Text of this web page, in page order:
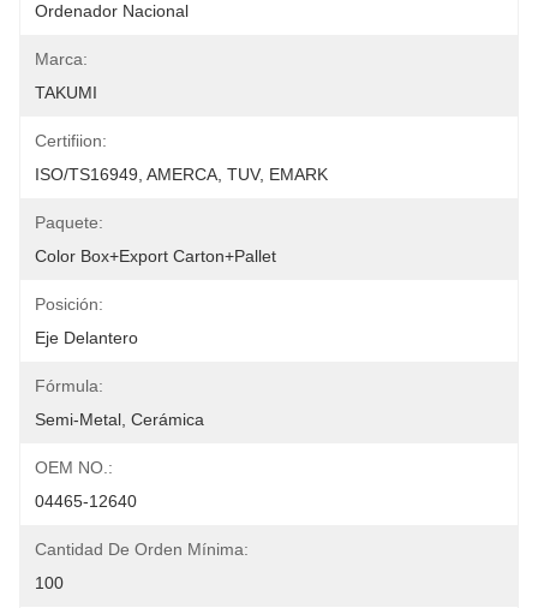
Ordenador Nacional
Marca:
TAKUMI
Certifiion:
ISO/TS16949, AMERCA, TUV, EMARK
Paquete:
Color Box+export Carton+pallet
Posición:
Eje Delantero
Fórmula:
Semi-Metal, Cerámica
OEM NO.:
04465-12640
Cantidad De Orden Mínima:
100